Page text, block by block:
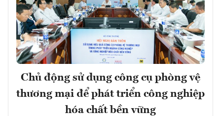
Chủ động sử dụng công cụ phòng vệ
thương mại để phát triển công nghiệp
hóa chất bền vững